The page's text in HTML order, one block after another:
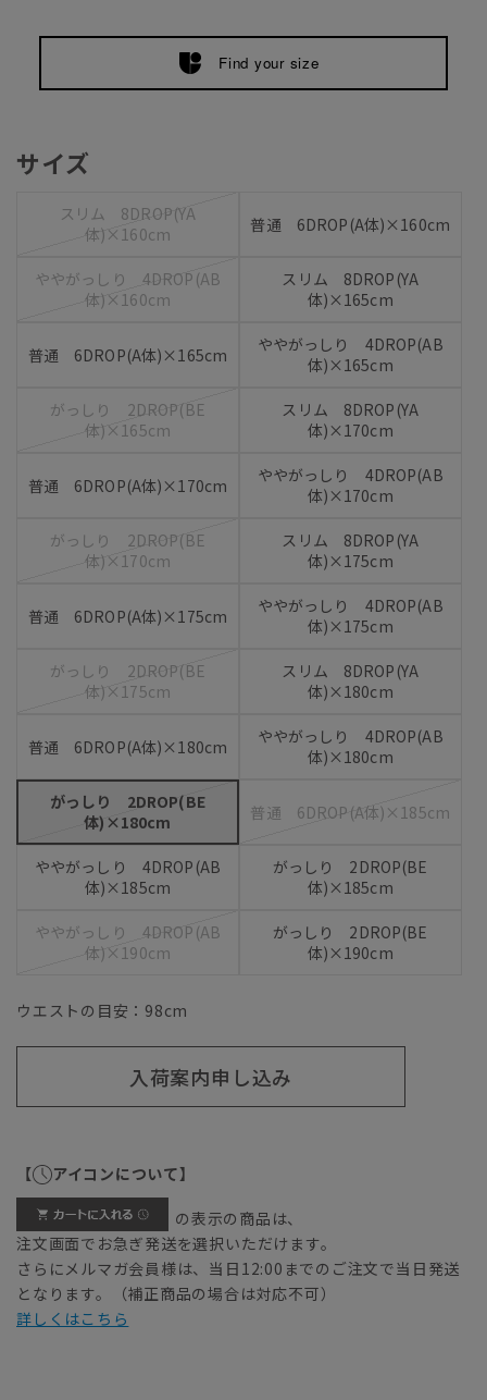
Find your size
サイズ
スリム 8DROP(YA
体)×160cm
普通 6DROP(A体)×160cm
ややがっしり 4DROP(AB
体)×160cm
スリム 8DROP(YA
体)×165cm
普通 6DROP(A体)×165cm
ややがっしり 4DROP(AB
体)×165cm
がっしり 2DROP(BE
体)×165cm
スリム 8DROP(YA
体)×170cm
普通 6DROP(A体)×170cm
ややがっしり 4DROP(AB
体)×170cm
がっしり 2DROP(BE
体)×170cm
スリム 8DROP(YA
体)×175cm
普通 6DROP(A体)×175cm
ややがっしり 4DROP(AB
体)×175cm
がっしり 2DROP(BE
体)×175cm
スリム 8DROP(YA
体)×180cm
普通 6DROP(A体)×180cm
ややがっしり 4DROP(AB
体)×180cm
がっしり 2DROP(BE
体)×180cm
普通 6DROP(A体)×185cm
ややがっしり 4DROP(AB
体)×185cm
がっしり 2DROP(BE
体)×185cm
ややがっしり 4DROP(AB
体)×190cm
がっしり 2DROP(BE
体)×190cm
ウエストの目安： 98cm
入荷案内申し込み
【 アイコンについて】
の表示の商品は、
注文画面でお急ぎ発送を選択いただけます。
さらにメルマガ会員様は、当日12:00までのご注文で当日発送
となります。（補正商品の場合は対応不可）
詳しくはこちら